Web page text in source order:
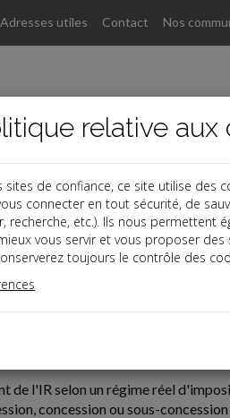
Adresses utiles Contact Nos
de l'IR selon un régime réel
concession ou sous-
relative aux
sites de confiance, ce site utilise des
connecter en tout sécurité, de
recherche, etc.). Ils nous permettent
vous servir et vous proposer des
toujours le contrôle des